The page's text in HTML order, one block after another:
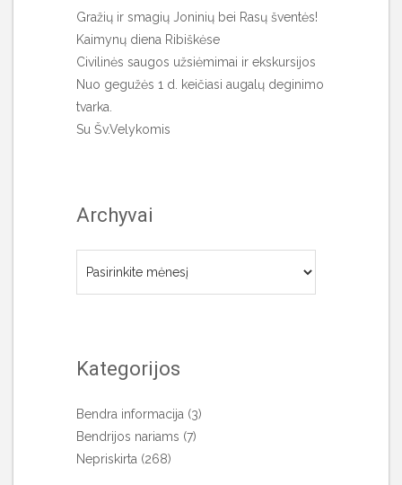
Gražių ir smagių Joninių bei Rasų šventės!
Kaimynų diena Ribiškėse
Civilinės saugos užsiėmimai ir ekskursijos
Nuo gegužės 1 d. keičiasi augalų deginimo
tvarka.
Su Šv.Velykomis
Archyvai
Kategorijos
Bendra informacija (3)
Bendrijos nariams (7)
Nepriskirta (268)